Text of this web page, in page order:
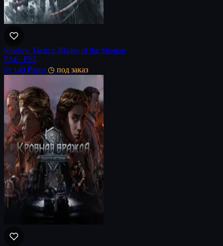
Shadow Tactics: Blades of the Shogun
PS4 · PS5
от 149 ₽/нед ◷ под заказ